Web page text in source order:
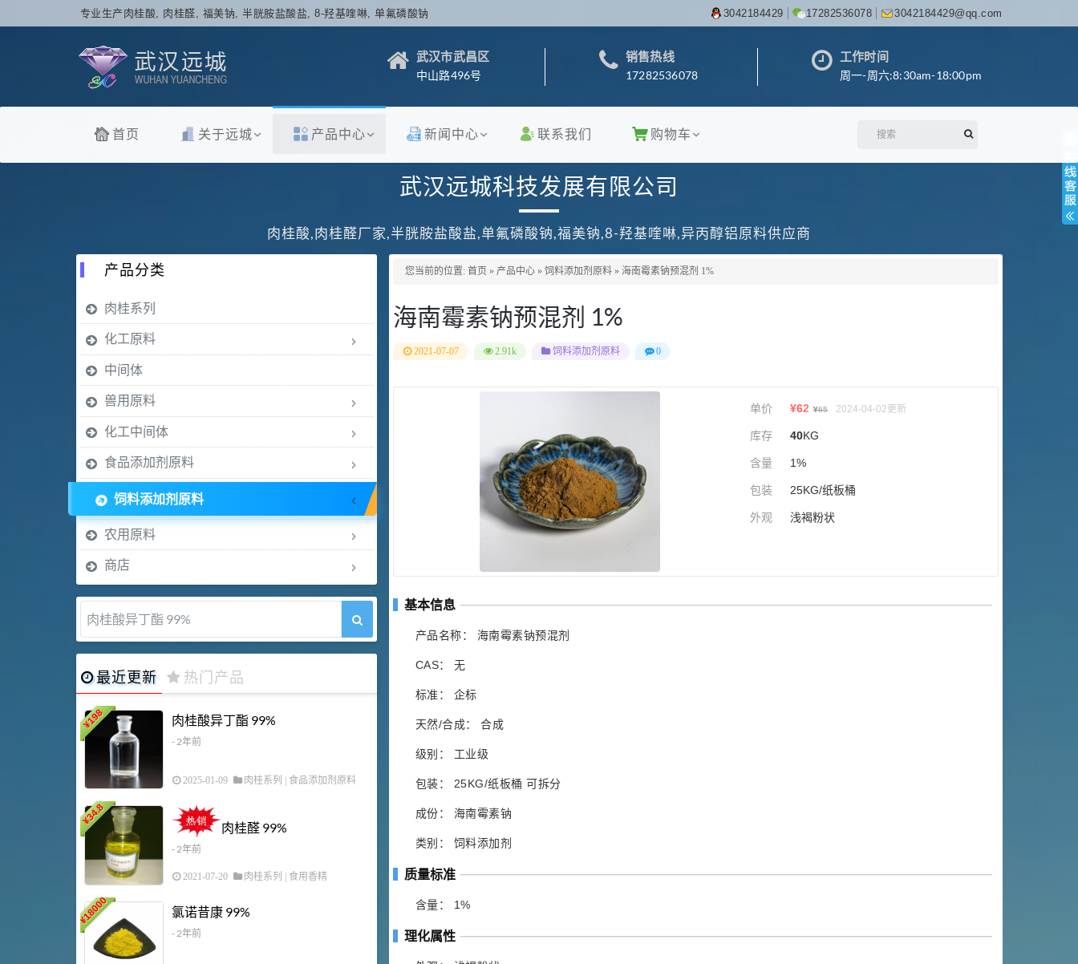
专业生产肉桂酸, 肉桂醛, 福美钠, 半胱胺盐酸盐, 8-羟基喹啉, 单氟磷酸钠 3042184429 17282536078 3042184429@qq.com
武汉市武昌区
中山路496号
销售热线
17282536078
工作时间
周一-周六:8:30am-18:00pm
首页 关于远城 产品中心 新闻中心 联系我们 购物车
武汉远城科技发展有限公司
肉桂酸,肉桂醛厂家,半胱胺盐酸盐,单氟磷酸钠,福美钠,8-羟基喹啉,异丙醇铝原料供应商
您当前的位置: 首页 » 产品中心 » 饲料添加剂原料 » 海南霉素钠预混剂 1%
海南霉素钠预混剂 1%
2021-07-07 2.91k 饲料添加剂原料 0
单价 ¥62 ¥65 2024-04-02更新
库存 40KG
含量 1%
包装 25KG/纸板桶
外观 浅褐粉状
基本信息
产品名称： 海南霉素钠预混剂
CAS： 无
标准： 企标
天然/合成： 合成
级别： 工业级
包装： 25KG/纸板桶 可拆分
成份： 海南霉素钠
类别： 饲料添加剂
质量标准
含量： 1%
理化属性
产品分类
肉桂系列
化工原料
中间体
兽用原料
化工中间体
食品添加剂原料
饲料添加剂原料
农用原料
商店
肉桂醛 99%
最近更新 热门产品
¥
198 肉桂酸异丁酯 99%
- 2年前
2025-01-09 肉桂系列 食品添加剂原料
¥
34.8
肉桂醛 99%
- 2年前
2021-07-20 肉桂系列 | 食用香精
¥
18000 氯诺昔康 99%
- 2年前
1 胍基乙酸 98%
2021-05-25 饲料添加剂原料
2 乙酸橙花酯 99%
浏览量 - 5.51w
2021-06-17 化工原料
3